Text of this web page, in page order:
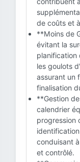
de coûts et
**Moins de
évitant la
planification
les goulots
assurant un
finalisation
**Gestion
calendrier
progression
conduisant
et contrôlé.